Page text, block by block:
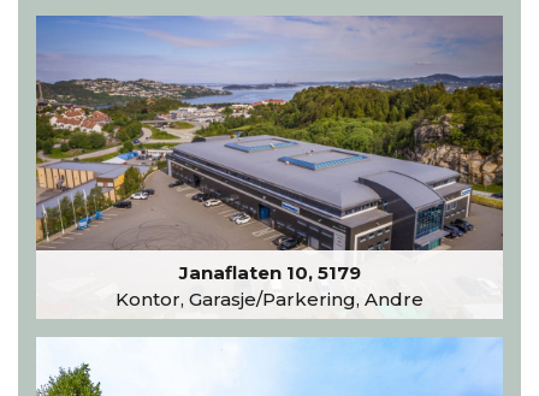
Janaflaten 10, 5179
Kontor, Garasje/Parkering, Andre